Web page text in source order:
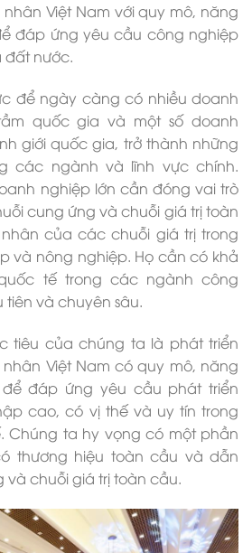
Việt Nam với quy mô, năng
đáp ứng yêu cầu công nghiệp
đất nước.
để ngày càng có nhiều doanh
quốc gia và một số doanh
giới quốc gia, trở thành những
các ngành và lĩnh vực chính.
nghiệp lớn cần đóng vai trò
cung ứng và chuỗi giá trị toàn
của các chuỗi giá trị trong
và nông nghiệp. Họ cần có khả
tế trong các ngành công
và chuyên sâu.
tiêu của chúng ta là phát triển
Việt Nam có quy mô, năng
đáp ứng yêu cầu phát triển
cao, có vị thế và uy tín trong
Chúng ta hy vọng có một phần
thương hiệu toàn cầu và dẫn
chuỗi giá trị toàn cầu.